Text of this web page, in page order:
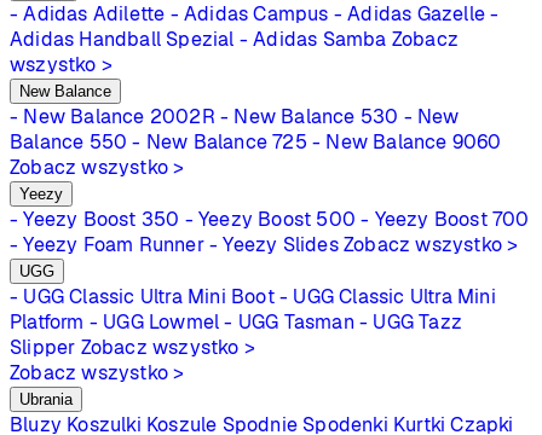
- Adidas Adilette - Adidas Campus - Adidas Gazelle -
Adidas Handball Spezial - Adidas Samba Zobacz
wszystko >
New Balance
- New Balance 2002R - New Balance 530 - New
Balance 550 - New Balance 725 - New Balance 9060
Zobacz wszystko >
Yeezy
- Yeezy Boost 350 - Yeezy Boost 500 - Yeezy Boost 700
- Yeezy Foam Runner - Yeezy Slides Zobacz wszystko >
UGG
- UGG Classic Ultra Mini Boot - UGG Classic Ultra Mini
Platform - UGG Lowmel - UGG Tasman - UGG Tazz
Slipper Zobacz wszystko >
Zobacz wszystko >
Ubrania
Bluzy Koszulki Koszule Spodnie Spodenki Kurtki Czapki